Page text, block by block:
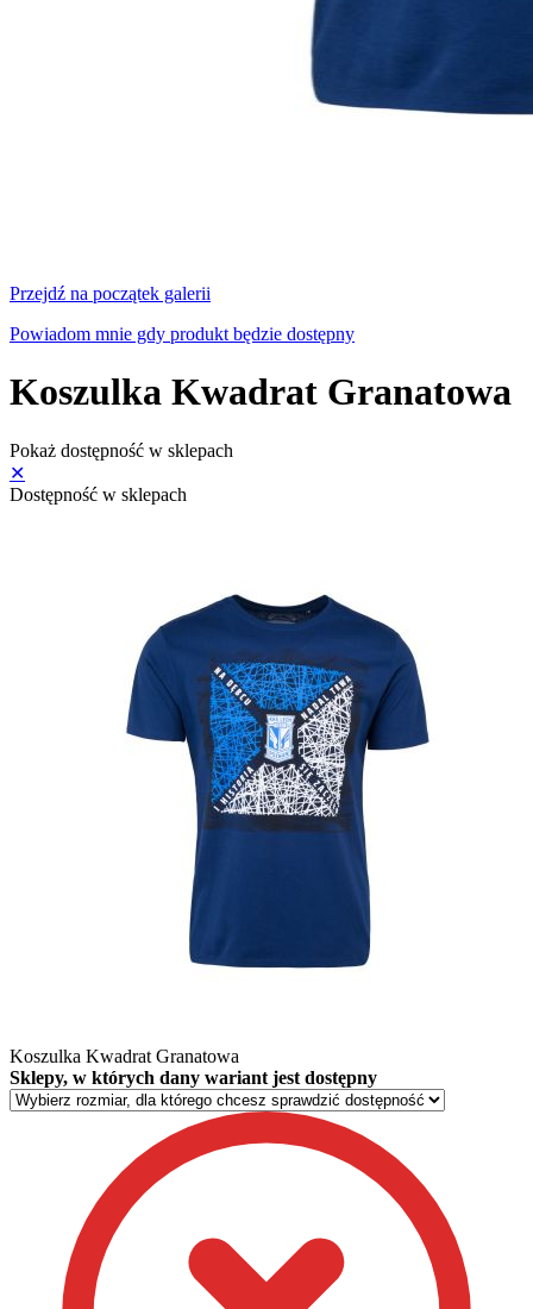
Przejdź na początek galerii
Powiadom mnie gdy produkt będzie dostępny
Koszulka Kwadrat Granatowa
Pokaż dostępność w sklepach
✕
Dostępność w sklepach
Koszulka Kwadrat Granatowa
Sklepy, w których dany wariant jest dostępny